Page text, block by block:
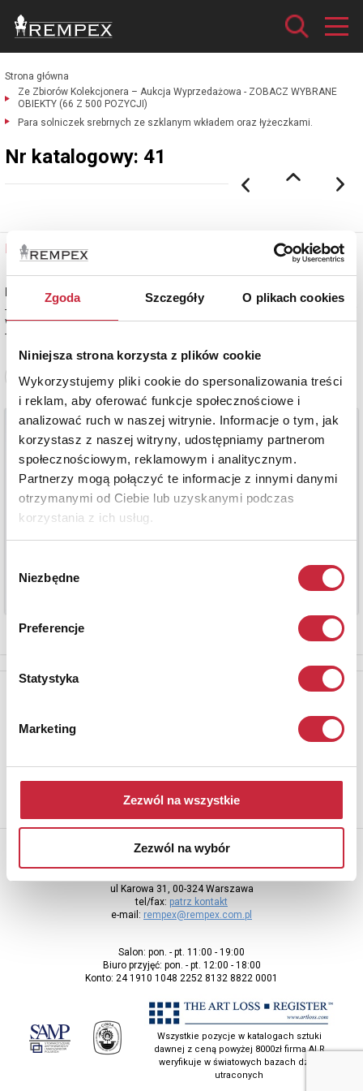
Zgoda Szczegóły O plikach cookies
Niniejsza strona korzysta z plików cookie
Wykorzystujemy pliki cookie do spersonalizowania treści
i reklam, aby oferować funkcje społecznościowe i
analizować ruch w naszej witrynie. Informacje o tym, jak
korzystasz z naszej witryny, udostępniamy partnerom
społecznościowym, reklamowym i analitycznym.
Partnerzy mogą połączyć te informacje z innymi danymi
otrzymanymi od Ciebie lub uzyskanymi podczas
korzystania z ich usług.
zgody
Niezbędne
Preferencje
Statystyka
Marketing
Zezwól na wszystkie
Zezwól na wybór
Strona główna
Ze Zbiorów Kolekcjonera – Aukcja Wyprzedażowa - ZOBACZ WYBRANE
OBIEKTY (66 Z 500 POZYCJI)
Para solniczek srebrnych ze szklanym wkładem oraz łyżeczkami.
Nr katalogowy: 41
Nr katalogowy: 41
Para solniczek srebrnych ze szklanym wkładem oraz łyżeczkami
- solniczki: srebro niecechowane (w środku złocone), szkło przezroczyste;
wys. z wkładem 3,5 cm;
- łyżeczki: srebro cechowane; dług. 7 cm;
Zobacz pełne informacje
Aby otrzymywać informacje o nowych aukcjach, prosimy podać
Rempex Sp. z o.o
ul Karowa 31, 00-324 Warszawa
tel/fax: patrz kontakt
e-mail: rempex@rempex.com.pl
Salon: pon. - pt. 11:00 - 19:00
Biuro przyjęć: pon. - pt. 12:00 - 18:00
Konto: 24 1910 1048 2252 8132 8822 0001
Wszystkie pozycje w katalogach sztuki
dawnej z ceną powyżej 8000zł firma ALR
weryfikuje w światowych bazach dzieł
utraconych